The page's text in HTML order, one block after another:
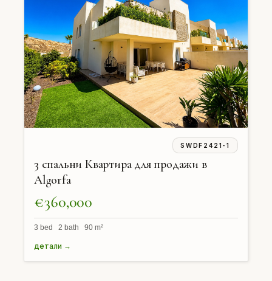
SWDF2421-1
3 спальни Квартира для продажи в
Algorfa
€360,000
3 bed 2 bath 90 m²
детали →